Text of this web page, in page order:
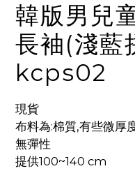
韓版男兒
長袖(淺藍
kcps02
現貨
布料為:棉質,有些微厚
無彈性
提供100~140 cm